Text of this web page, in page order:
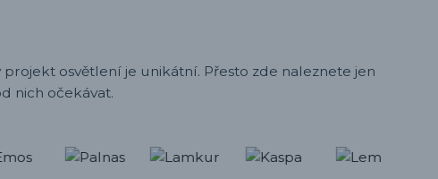
osvětlení je unikátní. Přesto zde naleznete jen
nich očekávat.